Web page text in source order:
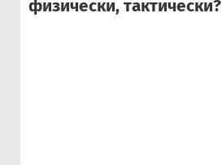
физически, тактически?